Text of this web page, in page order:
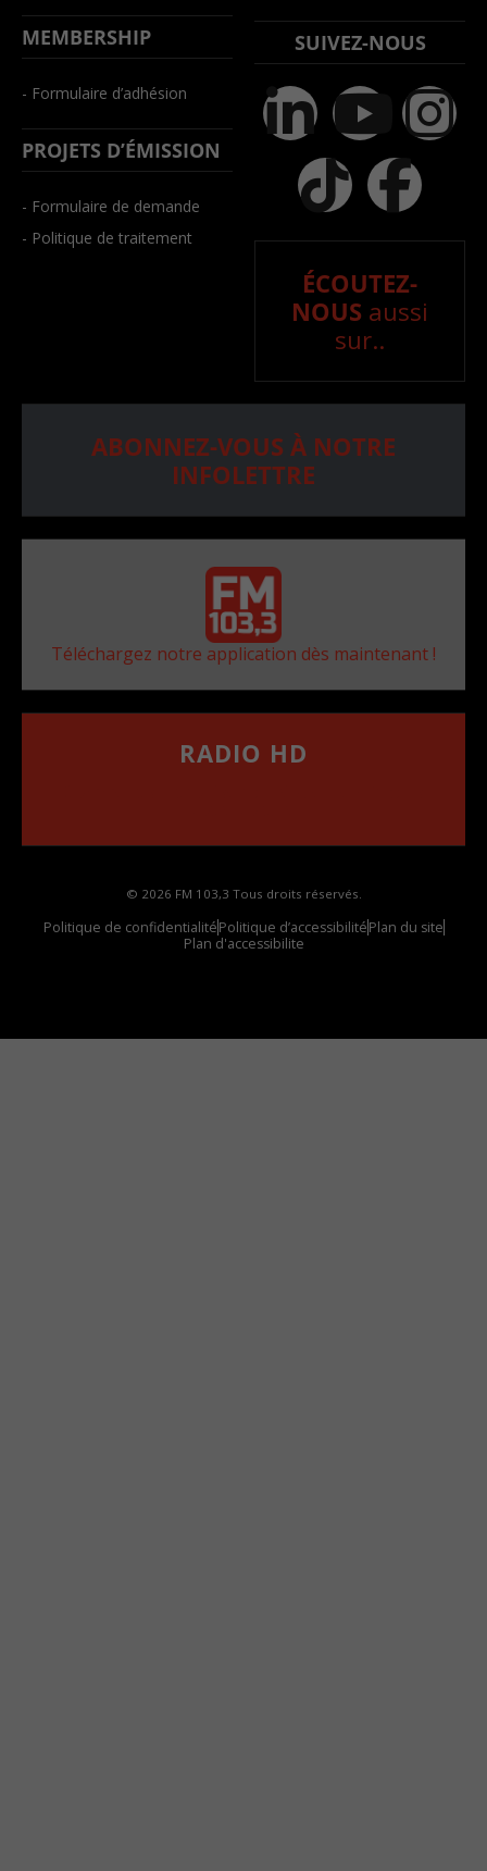
MEMBERSHIP
- Formulaire d’adhésion
PROJETS D’ÉMISSION
- Formulaire de demande
- Politique de traitement
SUIVEZ-NOUS
ÉCOUTEZ-
NOUS aussi
sur..
ABONNEZ-VOUS À NOTRE
INFOLETTRE
Téléchargez notre application dès maintenant !
RADIO HD
© 2026 FM 103,3 Tous droits réservés.
Politique de confidentialitéPolitique d’accessibilitéPlan du site
Plan d'accessibilite